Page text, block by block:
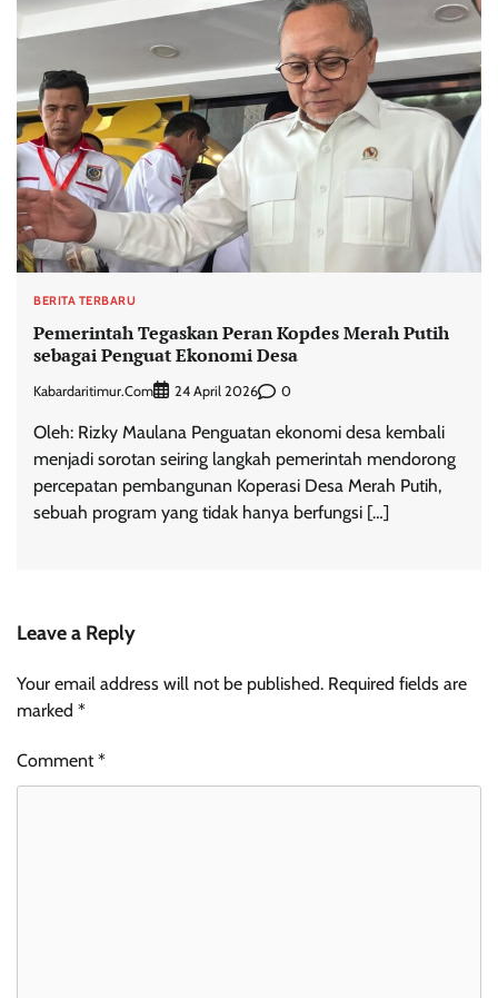
BERITA TERBARU
Pemerintah Tegaskan Peran Kopdes Merah Putih
sebagai Penguat Ekonomi Desa
Kabardaritimur.com 24 April 2026 0
Oleh: Rizky Maulana Penguatan ekonomi desa kembali
menjadi sorotan seiring langkah pemerintah mendorong
percepatan pembangunan Koperasi Desa Merah Putih,
sebuah program yang tidak hanya berfungsi […]
Leave a Reply
Your email address will not be published. Required fields are
marked *
Comment*